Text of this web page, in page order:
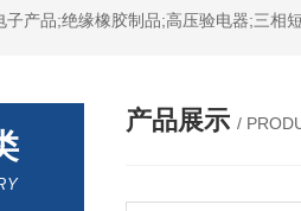
产品;绝缘橡胶制品;高压验电器;三
产品展示 /